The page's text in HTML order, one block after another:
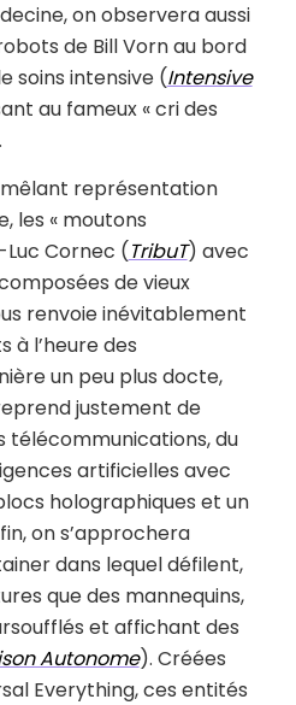
on observera aussi
de Bill Vorn au bord
soins intensive (Intensive
au fameux « cri des
représentation
les « moutons
Cornec (TribuT) avec
de vieux
renvoie inévitablement
à l’heure des
un peu plus docte,
justement de
télécommunications, du
artificielles avec
holographiques et un
on s’approchera
dans lequel défilent,
que des mannequins,
et affichant des
Autonome). Créées
Everything, ces entités